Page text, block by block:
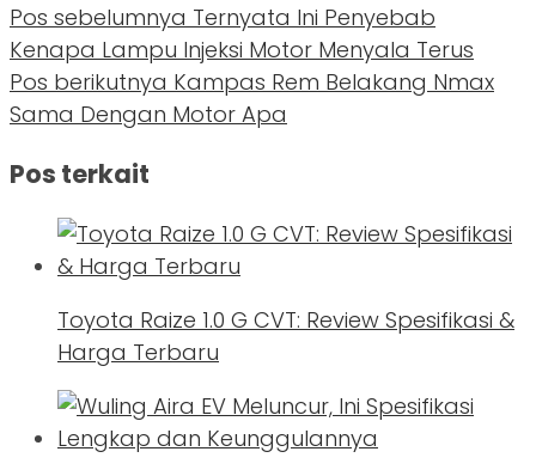
Pos sebelumnya Ternyata Ini Penyebab
Kenapa Lampu Injeksi Motor Menyala Terus
Pos berikutnya Kampas Rem Belakang Nmax
Sama Dengan Motor Apa
Pos terkait
Toyota Raize 1.0 G CVT: Review Spesifikasi &
Harga Terbaru